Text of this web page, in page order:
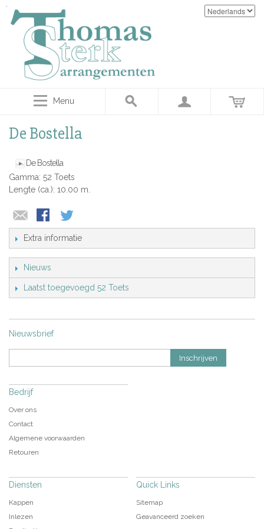
Menu
De Bostella
De Bostella
Gamma: 52 Toets
Lengte (ca.): 10.00 m.
Extra informatie
Nieuws
Laatst toegevoegd 52 Toets
Nieuwsbrief
Inschrijven
Bedrijf
Over ons
Contact
Algemene voorwaarden
Retouren
Diensten
Kappen
Inlezen
Quick Links
Sitemap
Geavanceerd zoeken